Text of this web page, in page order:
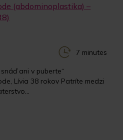
(abdominoplastika) –
7 minutes
ani v puberte“
Lívia 38 rokov Patríte medzi